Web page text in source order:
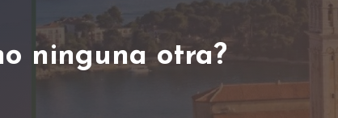
ninguna otra?